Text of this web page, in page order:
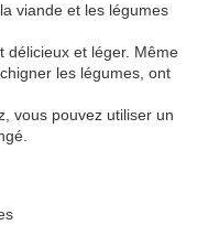
viande et les légumes
délicieux et léger. Même
les légumes, ont
vous pouvez utiliser un